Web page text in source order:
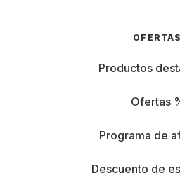
OFERTAS
Productos
Ofertas
Programa de
Descuento de